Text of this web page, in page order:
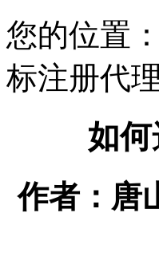
您的位置：
标注册代
如
作者：唐